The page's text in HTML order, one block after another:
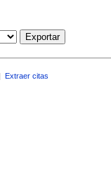
Exportar
Extraer citas